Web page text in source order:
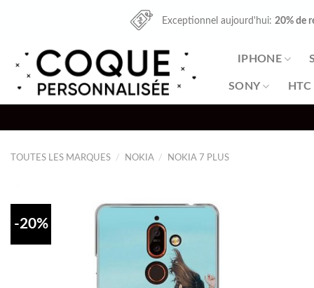
Exceptionnel aujourd'hui:20% de
IPHONE
SONY HTC
TOUTES LES MARQUES / NOKIA / NOKIA 7 PLUS
-20%